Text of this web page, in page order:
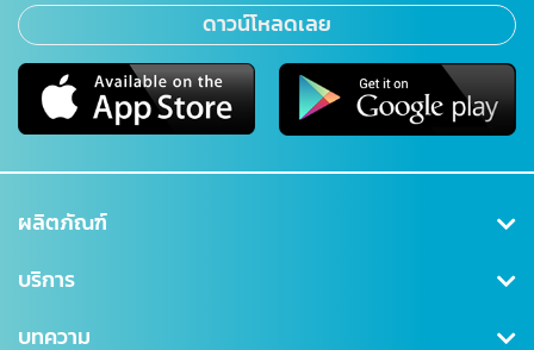
ดาวน์โหลดเลย
ผลิตภัณฑ์
คุ้มครองสุขภาพ
บริการ
สมัครสมาชิก/เข้าสู่ระบบ
บทความ